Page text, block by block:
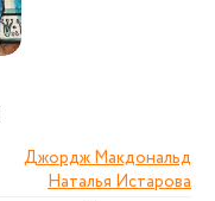
Джордж Макдональд
Наталья Истарова